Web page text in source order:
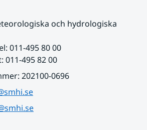
och hydrologiska
011-495 80 00
011-495 82 00
202100-0696